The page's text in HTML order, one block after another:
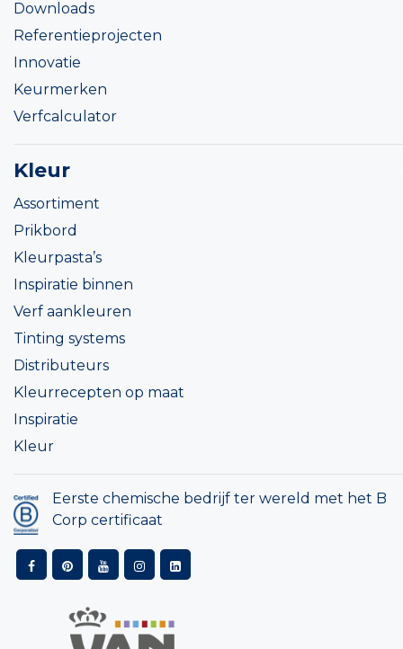
Downloads
Referentieprojecten
Innovatie
Keurmerken
Verfcalculator
Kleur
Assortiment
Prikbord
Kleurpasta’s
Inspiratie binnen
Verf aankleuren
Tinting systems
Distributeurs
Kleurrecepten op maat
Inspiratie
Kleur
Eerste chemische bedrijf ter wereld met het B
Corp certificaat